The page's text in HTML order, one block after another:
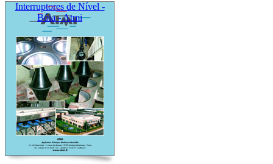
Interruptores de Nível -
Bóia - Atmi